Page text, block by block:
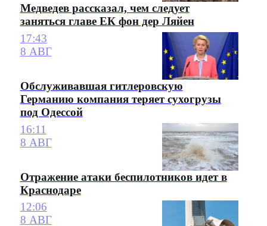
Медведев рассказал, чем следует
заняться главе ЕК фон дер Ляйен
17:43
8 АВГ
Обслуживавшая гитлеровскую
Германию компания теряет сухогрузы
под Одессой
16:11
8 АВГ
Отражение атаки беспилотников идет в
Краснодаре
12:06
8 АВГ